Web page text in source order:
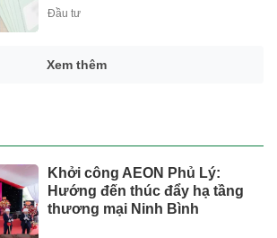
Đầu tư
Xem thêm
Khởi công AEON Phủ Lý:
Hướng đến thúc đẩy hạ tầng
thương mại Ninh Bình